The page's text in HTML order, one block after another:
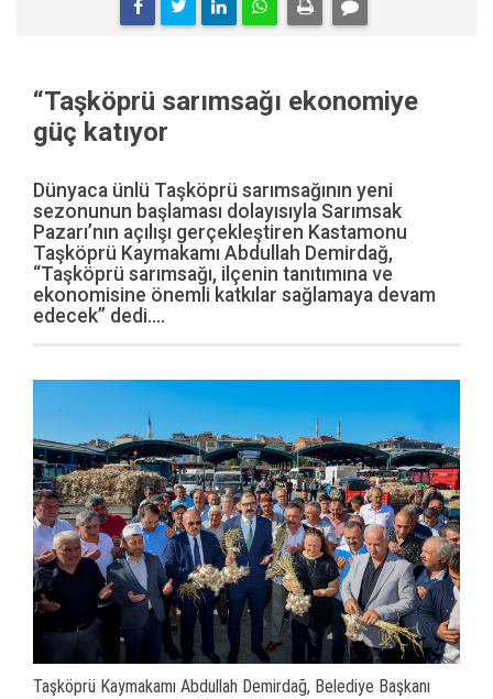
“Taşköprü sarımsağı ekonomiye
güç katıyor
Dünyaca ünlü Taşköprü sarımsağının yeni
sezonunun başlaması dolayısıyla Sarımsak
Pazarı’nın açılışı gerçekleştiren Kastamonu
Taşköprü Kaymakamı Abdullah Demirdağ,
“Taşköprü sarımsağı, ilçenin tanıtımına ve
ekonomisine önemli katkılar sağlamaya devam
edecek” dedi....
Taşköprü Kaymakamı Abdullah Demirdağ, Belediye Başkanı